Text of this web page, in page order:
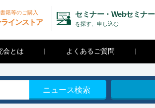
籍等のご購入
インストア
セミナー・Webセミナー
を探す、申し込む
会とは よくあるご質問
ニュース検索